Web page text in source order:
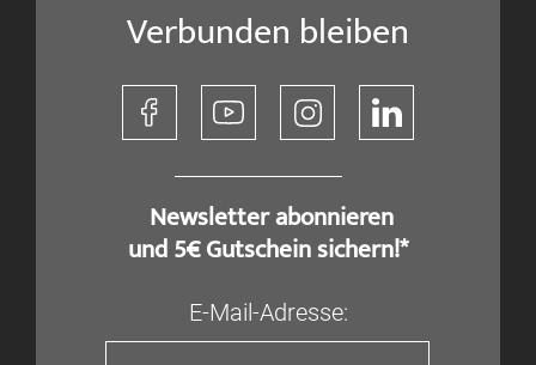
Verbunden bleiben
​ Newsletter abonnieren
und 5€ Gutschein sichern!*
E-Mail-Adresse: